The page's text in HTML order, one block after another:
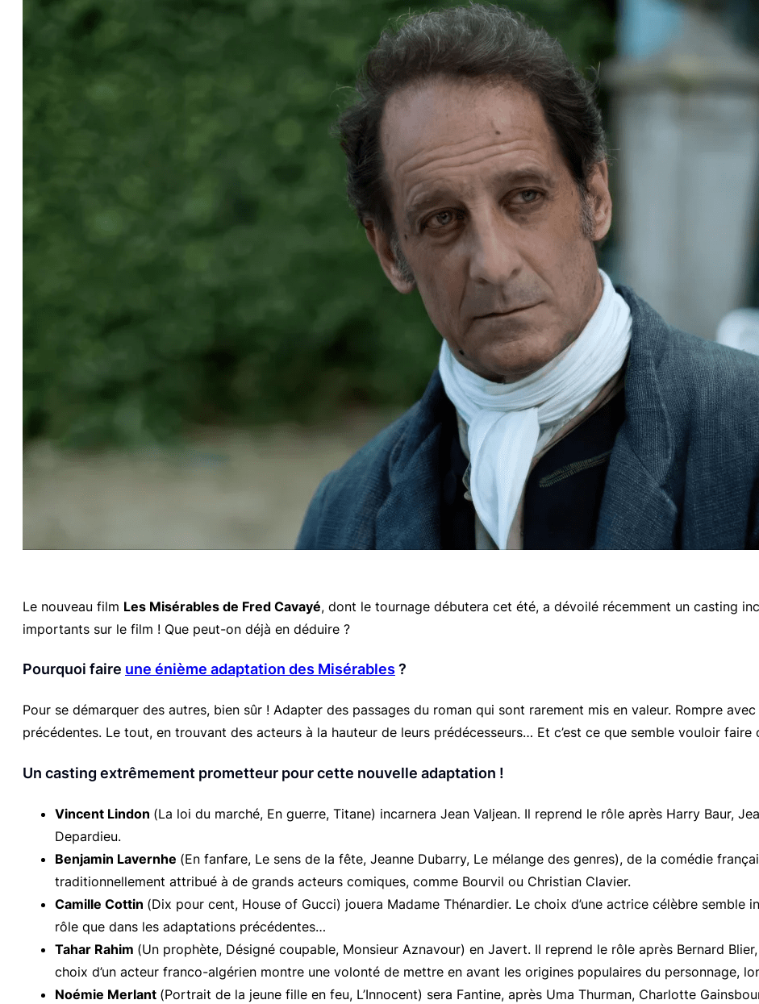
Le nouveau film Les Misérables de Fred Cavayé, dont le tournage débutera cet été, a dévoilé récemment un casting
importants sur le film ! Que peut-on déjà en déduire ?
Pourquoi faire une énième adaptation des Misérables ?
Pour se démarquer des autres, bien sûr ! Adapter des passages du roman qui sont rarement mis en valeur. Rompre
précédentes. Le tout, en trouvant des acteurs à la hauteur de leurs prédécesseurs… Et c’est ce que semble vouloir
Un casting extrêmement prometteur pour cette nouvelle adaptation !
Vincent Lindon (La loi du marché, En guerre, Titane) incarnera Jean Valjean. Il reprend le rôle après Harry Baur,
Depardieu.
Benjamin Lavernhe (En fanfare, Le sens de la fête, Jeanne Dubarry, Le mélange des genres), de la comédie
traditionnellement attribué à de grands acteurs comiques, comme Bourvil ou Christian Clavier.
Camille Cottin (Dix pour cent, House of Gucci) jouera Madame Thénardier. Le choix d’une actrice célèbre semble
rôle que dans les adaptations précédentes…
Tahar Rahim (Un prophète, Désigné coupable, Monsieur Aznavour) en Javert. Il reprend le rôle après Bernard
choix d’un acteur franco-algérien montre une volonté de mettre en avant les origines populaires du personnage,
Noémie Merlant (Portrait de la jeune fille en feu, L’Innocent) sera Fantine, après Uma Thurman, Charlotte